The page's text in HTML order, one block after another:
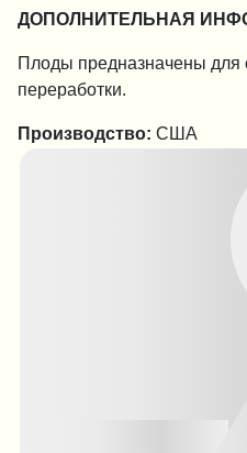
ДОПОЛНИТЕЛЬНАЯ
Плоды предназначены для
переработки.
Производство: США